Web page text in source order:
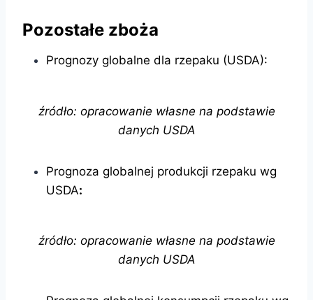
Pozostałe zboża
Prognozy globalne dla rzepaku (USDA):
źródło: opracowanie własne na podstawie
danych USDA
Prognoza globalnej produkcji rzepaku wg
USDA:
źródło: opracowanie własne na podstawie
danych USDA